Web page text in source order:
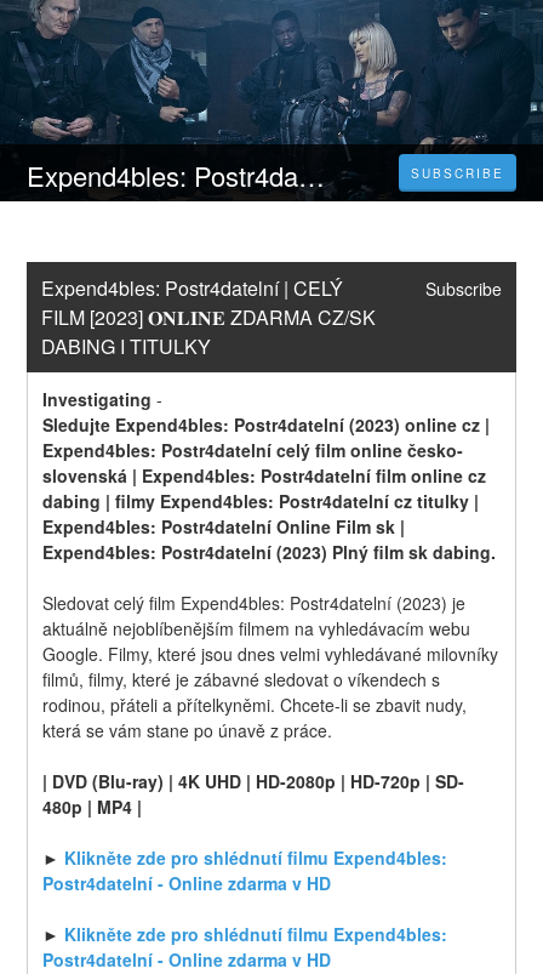
Expend4bles: Postr4datelní | CELÝ FILM [2023] 𝐎𝐍𝐋𝐈𝐍𝐄 ZDARMA CZ/SK DABING I TITULKY SUBSCRIBE
Expend4bles: Postr4datelní | CELÝ
FILM [2023] 𝐎𝐍𝐋𝐈𝐍𝐄 ZDARMA CZ/SK
DABING I TITULKY
Subscribe
Investigating -
Sledujte Expend4bles: Postr4datelní (2023) online cz |
Expend4bles: Postr4datelní celý film online česko-
slovenská | Expend4bles: Postr4datelní film online cz
dabing | filmy Expend4bles: Postr4datelní cz titulky |
Expend4bles: Postr4datelní Online Film sk |
Expend4bles: Postr4datelní (2023) Plný film sk dabing.
Sledovat celý film Expend4bles: Postr4datelní (2023) je
aktuálně nejoblíbenějším filmem na vyhledávacím webu
Google. Filmy, které jsou dnes velmi vyhledávané milovníky
filmů, filmy, které je zábavné sledovat o víkendech s
rodinou, přáteli a přítelkyněmi. Chcete-li se zbavit nudy,
která se vám stane po únavě z práce.
| DVD (Blu-ray) | 4K UHD | HD-2080p | HD-720p | SD-
480p | MP4 |
► Klikněte zde pro shlédnutí filmu Expend4bles:
Postr4datelní - Online zdarma v HD
► Klikněte zde pro shlédnutí filmu Expend4bles:
Postr4datelní - Online zdarma v HD